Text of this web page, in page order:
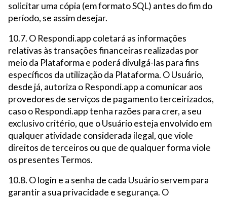
solicitar uma cópia (em formato SQL) antes do fim do
período, se assim desejar.
10.7. O Respondi.app coletará as informações
relativas às transações financeiras realizadas por
meio da Plataforma e poderá divulgá-las para fins
específicos da utilização da Plataforma. O Usuário,
desde já, autoriza o Respondi.app a comunicar aos
provedores de serviços de pagamento terceirizados,
caso o Respondi.app tenha razões para crer, a seu
exclusivo critério, que o Usuário esteja envolvido em
qualquer atividade considerada ilegal, que viole
direitos de terceiros ou que de qualquer forma viole
os presentes Termos.
10.8. O login e a senha de cada Usuário servem para
garantir a sua privacidade e segurança. O